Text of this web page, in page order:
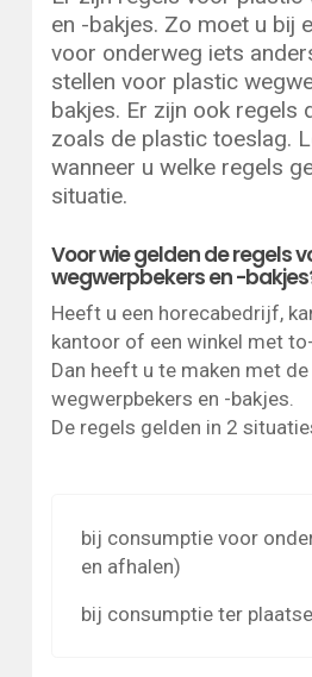
en -bakjes. Zo moet u bij
voor onderweg iets
stellen voor plastic
bakjes. Er zijn ook regels
zoals de plastic toeslag.
wanneer u welke regels
situatie.
Voor wie gelden de regels
wegwerpbekers en -
Heeft u een horecabedrijf,
kantoor of een winkel met
Dan heeft u te maken met
wegwerpbekers en -bakjes.
De regels gelden in 2
bij consumptie voor
en afhalen)
bij consumptie ter